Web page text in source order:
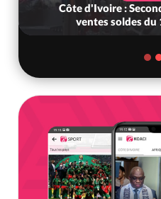
Côte d'Ivoire :
ventes soldes du